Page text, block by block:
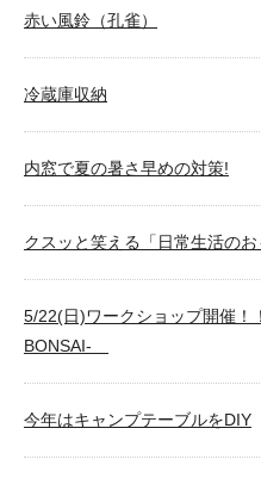
赤い風鈴（孔雀）
冷蔵庫収納
内窓で夏の暑さ早めの対策!
クスッと笑える「日常生活の
5/22(日)ワークショップ開催！
BONSAI-
今年はキャンプテーブルをDIY